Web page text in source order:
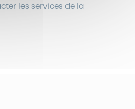
les services de la